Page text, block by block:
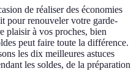
de réaliser des économies
pour renouveler votre garde-
plaisir à vos proches, bien
peut faire toute la différence.
les dix meilleures astuces
les soldes, de la préparation